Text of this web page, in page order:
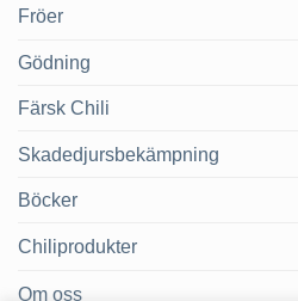
Fröer
Gödning
Färsk Chili
Skadedjursbekämpning
Böcker
Chiliprodukter
Om oss